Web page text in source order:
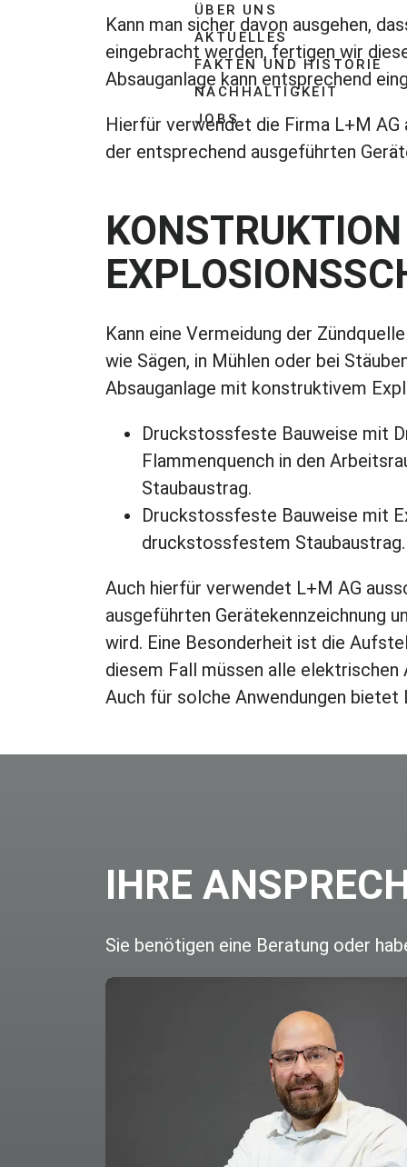
ÜBER UNS
AKTUELLES
FAKTEN UND HISTORIE
NACHHALTIGKEIT
JOBS
Kann man sicher davon ausgehen,
eingebracht werden, fertigen wir
Absauganlage kann entsprechend
Hierfür verwendet die Firma L+M
der entsprechend ausgeführten
Kann eine Vermeidung der
wie Sägen, in Mühlen oder bei
Absauganlage mit konstruktivem
Druckstossfeste Bauweise mit
Flammenquench in den
Staubaustrag.
Druckstossfeste Bauweise mit
druckstossfestem Staubaustrag.
Auch hierfür verwendet L+M AG
ausgeführten Gerätekennzeichnung
wird. Eine Besonderheit ist die
diesem Fall müssen alle
Auch für solche Anwendungen bietet
IHRE
Sie benötigen eine Beratung oder